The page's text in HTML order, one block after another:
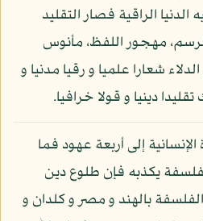
الراقية فصار التقليد
مهجور اللفظ، مأنوس
شعارا علميا و رقيا مدنيا و
دينيا و قولا خرافيا.
إلى أربعة عهود فما
يكذبه فإن طلوع دين
بالهند و مصر و كلدان و